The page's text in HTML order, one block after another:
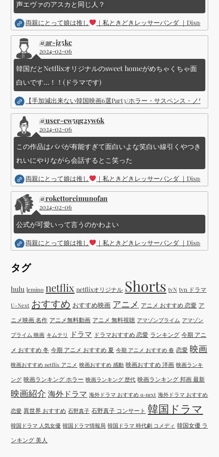
声エヴァのアスカと同じ人？
両親にとって娘は推し ｜私ときどきレッサーパンダ ｜Disney (
@ar-jz5kc
2024-02-06
韓国だとNetflixオリジナルのsweet homeがめちゃくちゃ面
白いです...！！(ドラマです)
【手加減出来ない韓国映画6選Part3/ホラー・サスペンス・ノワー
@user-ew5qg2yw6k
2024-02-06
この作品はパパが有能すぎて面白いよな笑白い線引くやつき
れいにやりながら会話するとこ笑った
両親にとって娘は推し ｜私ときどきレッサーパンダ ｜Disney (
@rokettoreimunofan
2024-02-06
公式が可愛いって言うのかわよい
両親にとって娘は推し ｜私ときどきレッサーパンダ ｜Disney (
タグ
hulu lemino netflix netflixオリジナル Shorts tvN tvn ドラマ
U-Next おすすめ おすすめ映画 アニメ アニメ おすすめ 恋愛 ア
ニメ映画 名作 アニメ無料動画 アニメ 無料視聴 アマゾンプライム アマゾン
プライム 映画 キムテリ ドラマ ドラマおすすめ 恋愛 ランキング 今期 アニ
メ おすすめ 冬 今期 アニメ おすすめ 夏 今期 アニメ おすすめ 春 恋愛 映画
映画おすすめ netflix アニメ 映画おすすめ 感動 映画おすすめ 洋画 映画ランキ
ング 映画ランキング ホラー 映画ランキング 歴代 映画ランキング 邦画 最新
映画紹介 海外ドラマ 海外ドラマ おすすめ u-next 海外ドラマ おすすめ
恋愛 異世界 おすすめ 石野真子 石野真子 コンサート 韓国ドラマ
韓国ドラマ 人気女優 韓国ドラマ情報局 韓国ドラマ 時代劇 コメディ 韓国女優 ラ
ンキング 美人